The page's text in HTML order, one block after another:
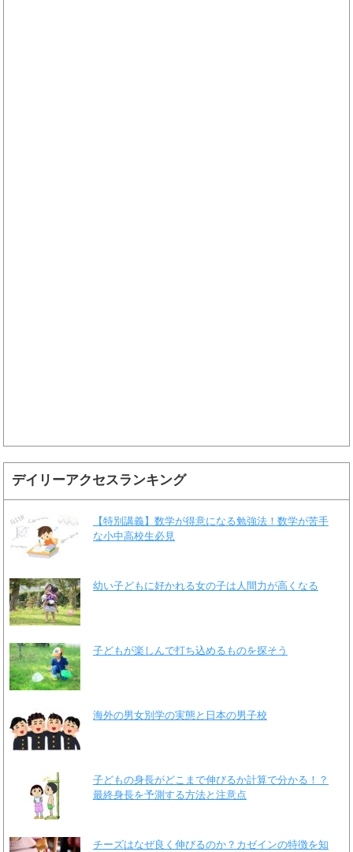
デイリーアクセスランキング
【特別講義】数学が得意になる勉強法！数学が苦手
な小中高校生必見
幼い子どもに好かれる女の子は人間力が高くなる
子どもが楽しんで打ち込めるものを探そう
海外の男女別学の実態と日本の男子校
子どもの身長がどこまで伸びるか計算で分かる！？
最終身長を予測する方法と注意点
チーズはなぜ良く伸びるのか？カゼインの特徴を知